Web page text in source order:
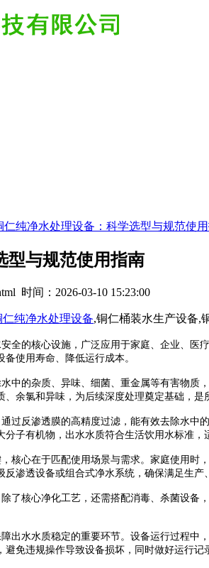
仁纯净水处理设备：科学选型与规范使
型与规范使用指南
时间：2026-03-10 15:23:00
仁纯净水处理设备,铜仁桶装水生产设备,
全的核心设施，广泛应用于家庭、企业、医
使用寿命、降低运行成本。
中的杂质、异味、细菌、重金属等有害物
余氯和异味，为后续深度处理奠定基础，是
过反渗透膜的高精度过滤，能有效去除水
子有机物，出水水质符合生活饮用水标准，
核心在于匹配使用场景与需求。家庭使用时
渗透设备或组合式净水系统，确保满足生产
了核心净化工艺，还需搭配消毒、杀菌设
出水水质稳定的重要环节。设备运行过程
免违规操作导致设备损坏，同时做好运行记